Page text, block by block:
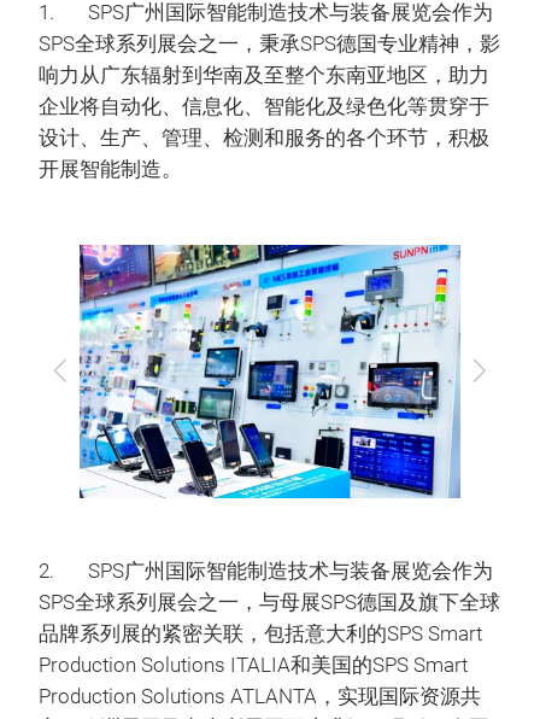
1. SPS广州国际智能制造技术与装备展览会作为
SPS全球系列展会之一，秉承SPS德国专业精神，影
响力从广东辐射到华南及至整个东南亚地区，助力
企业将自动化、信息化、智能化及绿色化等贯穿于
设计、生产、管理、检测和服务的各个环节，积极
开展智能制造。
上
下
2. SPS广州国际智能制造技术与装备展览会作为
SPS全球系列展会之一，与母展SPS德国及旗下全球
品牌系列展的紧密关联，包括意大利的SPS Smart
Production Solutions ITALIA和美国的SPS Smart
Production Solutions ATLANTA，实现国际资源共